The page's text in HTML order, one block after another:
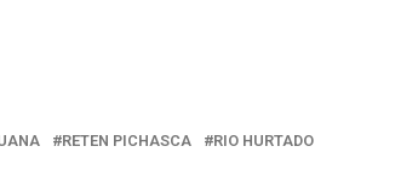
RETEN PICHASCA RIO HURTADO